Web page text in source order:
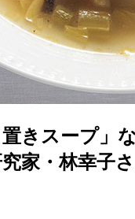
きスープ」
家・林幸子